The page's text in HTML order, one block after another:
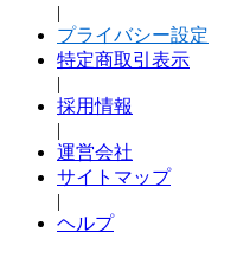
|
プライバシー設定
特定商取引表示
|
採用情報
|
運営会社
サイトマップ
|
ヘルプ